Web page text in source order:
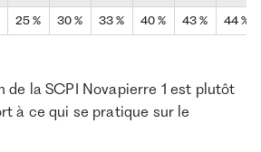
25 % 30 % 33 % 40 % 43 % 44 %
de la SCPI Novapierre 1 est plutôt
à ce qui se pratique sur le